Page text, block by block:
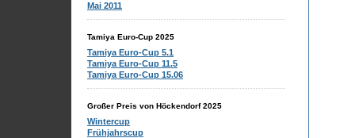
Mai 2011
Tamiya Euro-Cup 2025
Tamiya Euro-Cup 5.1
Tamiya Euro-Cup 11.5
Tamiya Euro-Cup 15.06
Großer Preis von Höckendorf 2025
Wintercup
Frühjahrscup